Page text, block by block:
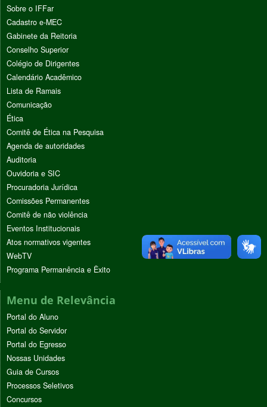
Sobre o IFFar
Cadastro e-MEC
Gabinete da Reitoria
Conselho Superior
Colégio de Dirigentes
Calendário Acadêmico
Lista de Ramais
Comunicação
Ética
Comitê de Ética na Pesquisa
Agenda de autoridades
Auditoria
Ouvidoria e SIC
Procuradoria Jurídica
Comissões Permanentes
Comitê de não violência
Eventos Institucionais
Atos normativos vigentes
WebTV
Programa Permanência e Êxito
Menu de Relevância
Portal do Aluno
Portal do Servidor
Portal do Egresso
Nossas Unidades
Guia de Cursos
Processos Seletivos
Concursos